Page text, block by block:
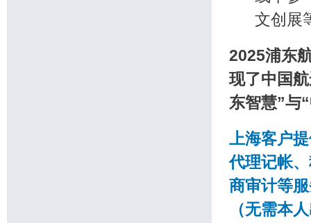
文创展
2025浦东
现了中国
东智慧”与
上海客户
代理记帐
商审计等
（无需本